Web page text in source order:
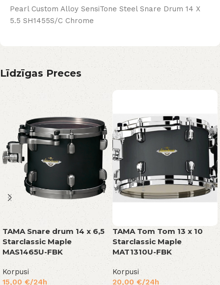
Pearl Custom Alloy SensiTone Steel Snare Drum 14 X
5.5 SH1455S/C Chrome
Līdzīgas Preces
TAMA Snare drum 14 x 6,5
Starclassic Maple
MAS1465U-FBK
Korpusi
15,00€/24h
TAMA Tom Tom 13 x 10
Starclassic Maple
MAT1310U-FBK
Korpusi
20,00 €/24h